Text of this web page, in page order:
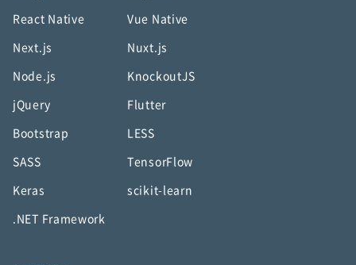
React Native Vue Native
Next.js Nuxt.js
Node.js KnockoutJS
jQuery Flutter
Bootstrap LESS
SASS TensorFlow
Keras scikit-learn
.NET Framework